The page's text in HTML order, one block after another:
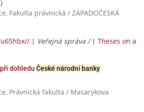
Fakulta právnická / ZÁPADOČESKÁ
| Veřejná správa / | Theses on a
dohledu České národní banky
Právnická fakulta / Masarykova